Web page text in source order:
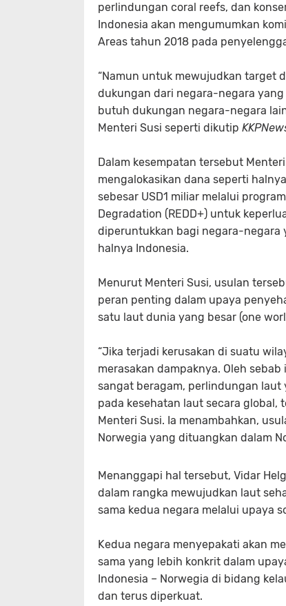
perlindungan coral reefs, dan
Indonesia akan mengumumkan
Areas tahun 2018 pada
“Namun untuk mewujudkan target
dukungan dari negara-negara
butuh dukungan negara-negara
Menteri Susi seperti dikutip
Dalam kesempatan tersebut
mengalokasikan dana seperti
sebesar USD1 miliar melalui
Degradation (REDD+) untuk
diperuntukkan bagi negara-negara
halnya Indonesia.
Menurut Menteri Susi, usulan
peran penting dalam upaya
satu laut dunia yang besar (one
“Jika terjadi kerusakan di suatu
merasakan dampaknya. Oleh
sangat beragam, perlindungan laut
pada kesehatan laut secara global,
Menteri Susi. Ia menambahkan,
Norwegia yang dituangkan dalam
Menanggapi hal tersebut, Vidar
dalam rangka mewujudkan laut
sama kedua negara melalui upaya
Kedua negara menyepakati akan
sama yang lebih konkrit dalam
Indonesia – Norwegia di bidang
dan terus diperkuat.